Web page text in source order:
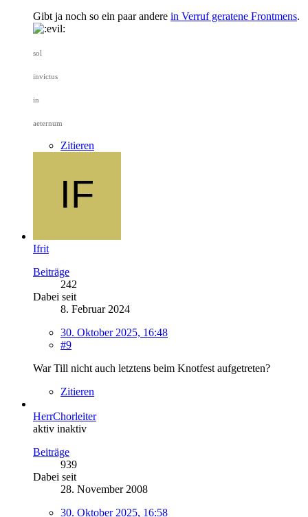
Gibt ja noch so ein paar andere in Verruf geratene Frontmens.
sol
invictus
in
aeternum
Zitieren
Ifrit
Beiträge
242
Dabei seit
8. Februar 2024
30. Oktober 2025, 16:48
#9
War Till nicht auch letztens beim Knotfest aufgetreten?
Zitieren
HerrChorleiter
aktiv inaktiv
Beiträge
939
Dabei seit
28. November 2008
30. Oktober 2025, 16:58